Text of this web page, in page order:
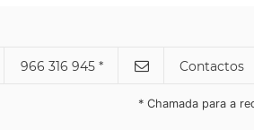
966 316 945 * Contactos
* Chamada para a